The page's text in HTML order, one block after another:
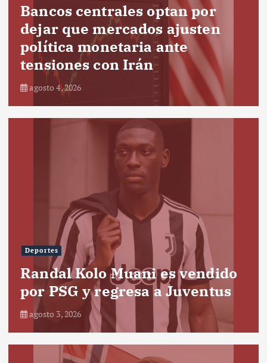
Bancos centrales optan por
dejar que mercados ajusten
política monetaria ante
tensiones con Irán
agosto 4, 2026
Deportes
Randal Kolo Muani es vendido
por PSG y regresa a Juventus
agosto 3, 2026